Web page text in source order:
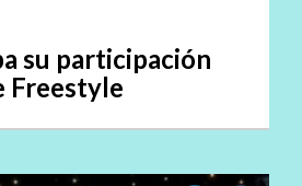
su participación
Freestyle